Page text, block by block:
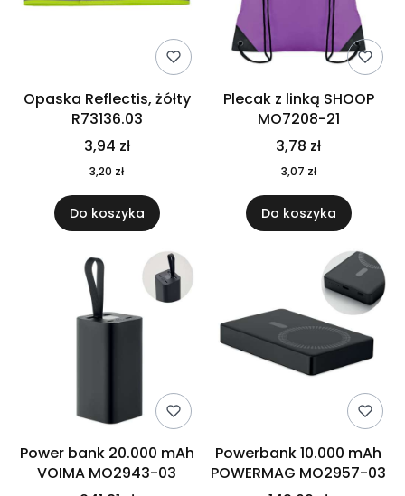
Opaska Reflectis, żółty
R73136.03
3,94 zł
3,20 zł
Do koszyka
Plecak z linką SHOOP
MO7208-21
3,78 zł
3,07 zł
Do koszyka
Power bank 20.000 mAh
VOIMA MO2943-03
Powerbank 10.000 mAh
POWERMAG MO2957-03